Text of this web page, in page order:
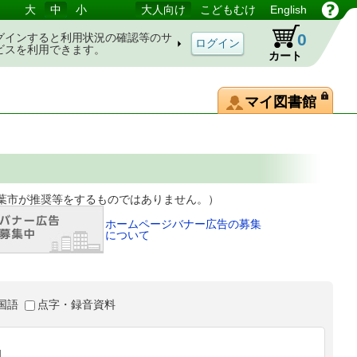
大 中 小 大人向け こどもむけ English
インすると利用状況の確認等のサ
スを利用できます。
カート
0
マイ図書館
するものではありません。）
ホームページバナー広告の募集
について
語 点字・録音資料